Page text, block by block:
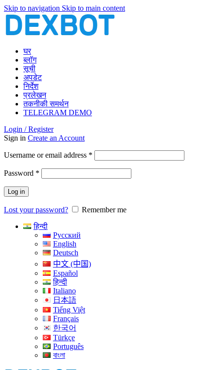
Skip to navigation Skip to main content
घर
ब्लॉग
सूची
अपडेट
निर्देश
प्रलेखन
तकनीकी समर्थन
TELEGRAM DEMO
Login / Register
Sign in Create an Account
Username or email address *
Password *
Log in
Lost your password?
Remember me
हिन्दी
Русский
English
Deutsch
中文 (中国)
Español
हिन्दी
Italiano
日本語
Tiếng Việt
Français
한국어
Türkçe
Português
বাংলা